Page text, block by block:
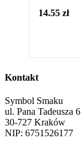
14.55 zł
Kontakt
Symbol Smaku
ul. Pana Tadeusza 6
30-727 Kraków
NIP: 6751526177